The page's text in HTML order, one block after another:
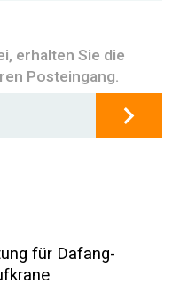
erhalten Sie die
Posteingang.
für Dafang-